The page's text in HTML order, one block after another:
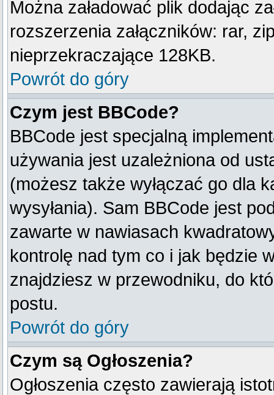
Można załadować plik dodając
rozszerzenia załączników: rar,
nieprzekraczające 128KB.
Powrót do góry
Czym jest BBCode?
BBCode jest specjalną
używania jest uzależniona od
(możesz także wyłączać go dla
wysyłania). Sam BBCode jest
zawarte w nawiasach
kontrolę nad tym co i jak będzie
znajdziesz w przewodniku, do
postu.
Powrót do góry
Czym są Ogłoszenia?
Ogłoszenia często zawierają